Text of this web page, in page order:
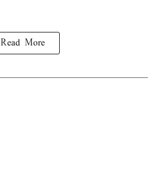
Read More